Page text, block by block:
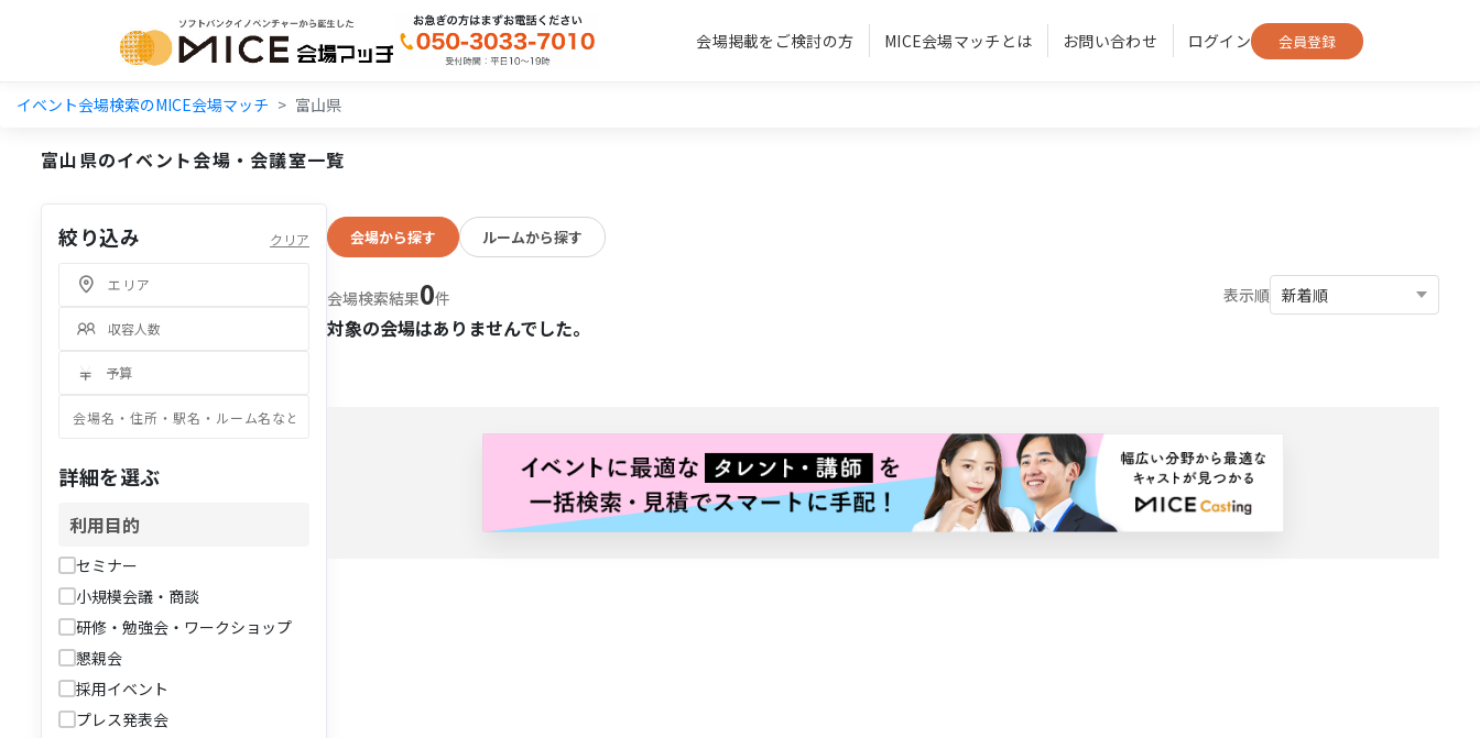
会場掲載をご検討の方 MICE会場マッチとは お問い合わせ ログイン 会員登録
イベント会場検索のMICE会場マッチ 富山県
富山県のイベント会場・会議室一覧
絞り込み クリア
詳細を選ぶ
利用目的
セミナー
小規模会議・商談
研修・勉強会・ワークショップ
懇親会
採用イベント
プレス発表会
会場から探す ルームから探す
会場検索結果0件 表示順
対象の会場はありませんでした。